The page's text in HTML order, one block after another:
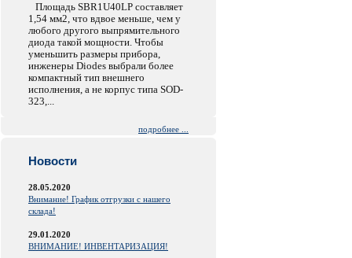
Площадь SBR1U40LP составляет
1,54 мм2, что вдвое меньше, чем у
любого другого выпрямительного
диода такой мощности. Чтобы
уменьшить размеры прибора,
инженеры Diodes выбрали более
компактный тип внешнего
исполнения, а не корпус типа SOD-
323,...
подробнее ...
Новости
28.05.2020
Внимание! График отгрузки с нашего
склада!
29.01.2020
ВНИМАНИЕ! ИНВЕНТАРИЗАЦИЯ!